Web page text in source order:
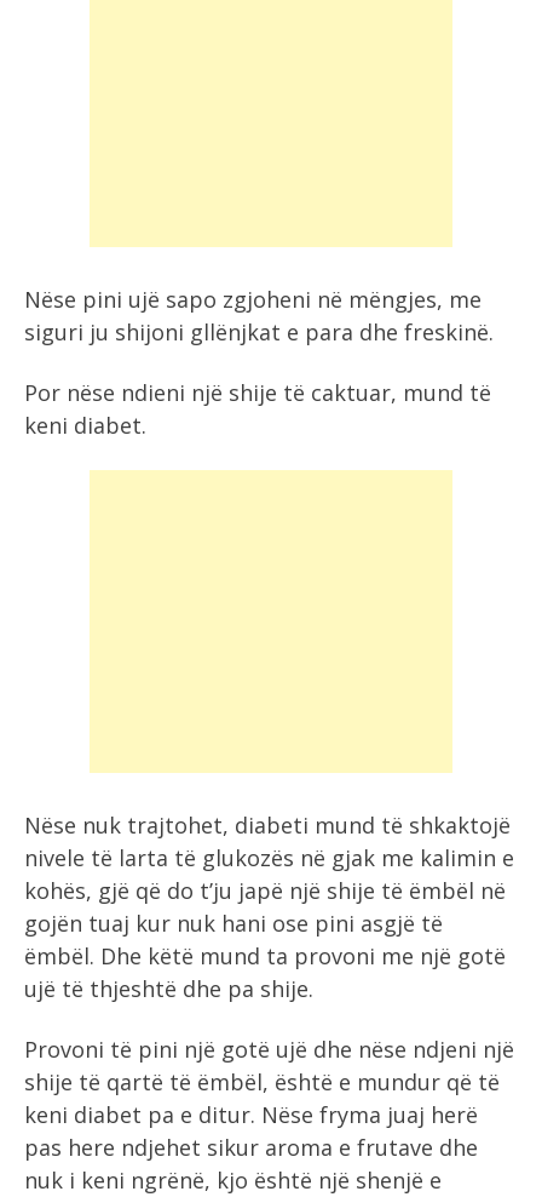
Nëse pini ujë sapo zgjoheni në mëngjes, me
siguri ju shijoni gllënjkat e para dhe freskinë.
Por nëse ndieni një shije të caktuar, mund të
keni diabet.
Nëse nuk trajtohet, diabeti mund të shkaktojë
nivele të larta të glukozës në gjak me kalimin e
kohës, gjë që do t’ju japë një shije të ëmbël në
gojën tuaj kur nuk hani ose pini asgjë të
ëmbël. Dhe këtë mund ta provoni me një gotë
ujë të thjeshtë dhe pa shije.
Provoni të pini një gotë ujë dhe nëse ndjeni një
shije të qartë të ëmbël, është e mundur që të
keni diabet pa e ditur. Nëse fryma juaj herë
pas here ndjehet sikur aroma e frutave dhe
nuk i keni ngrënë, kjo është një shenjë e